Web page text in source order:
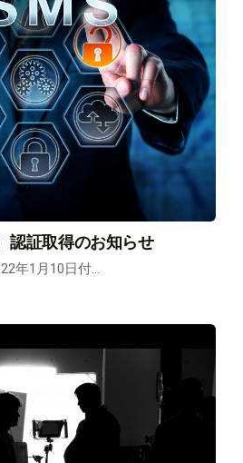
認証取得のお知らせ
年1月10日付...